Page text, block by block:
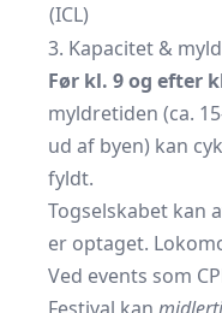
(ICL)
3. Kapacitet &
Før kl. 9 og efter
myldretiden (ca.
ud af byen) kan
fyldt.
Togselskabet kan
er optaget.
Ved events som